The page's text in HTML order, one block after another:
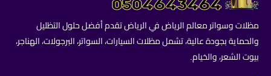
مظلات وسواتر معالم الرياض في الرياض تقدم أفضل حلول التظليل
والحماية بجودة عالية، تشمل مظلات السيارات، السواتر، البرجولات، الهناجر،
بيوت الشعر، والخيام.